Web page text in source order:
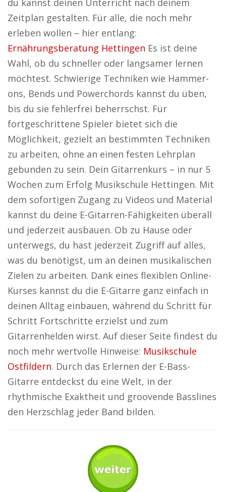
du kannst deinen Unterricht nach deinem
Zeitplan gestalten. Für alle, die noch mehr
erleben wollen – hier entlang:
Ernährungsberatung Hettingen Es ist deine
Wahl, ob du schneller oder langsamer lernen
möchtest. Schwierige Techniken wie Hammer-
ons, Bends und Powerchords kannst du üben,
bis du sie fehlerfrei beherrschst. Für
fortgeschrittene Spieler bietet sich die
Möglichkeit, gezielt an bestimmten Techniken
zu arbeiten, ohne an einen festen Lehrplan
gebunden zu sein. Dein Gitarrenkurs – in nur 5
Wochen zum Erfolg Musikschule Hettingen. Mit
dem sofortigen Zugang zu Videos und Material
kannst du deine E-Gitarren-Fähigkeiten überall
und jederzeit ausbauen. Ob zu Hause oder
unterwegs, du hast jederzeit Zugriff auf alles,
was du benötigst, um an deinen musikalischen
Zielen zu arbeiten. Dank eines flexiblen Online-
Kurses kannst du die E-Gitarre ganz einfach in
deinen Alltag einbauen, während du Schritt für
Schritt Fortschritte erzielst und zum
Gitarrenhelden wirst. Auf dieser Seite findest du
noch mehr wertvolle Hinweise: Musikschule
Ostfildern. Durch das Erlernen der E-Bass-
Gitarre entdeckst du eine Welt, in der
rhythmische Exaktheit und groovende Basslines
den Herzschlag jeder Band bilden.